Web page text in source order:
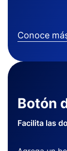
Conoce
Botón
Facilita las